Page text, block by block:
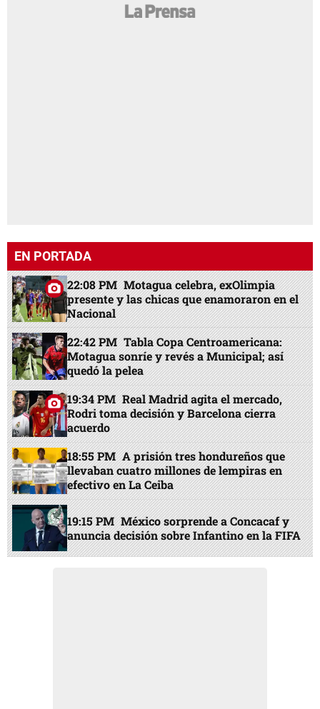
EN PORTADA
22:08 PM Motagua celebra, exOlimpia
presente y las chicas que enamoraron en el
Nacional
22:42 PM Tabla Copa Centroamericana:
Motagua sonríe y revés a Municipal; así
quedó la pelea
19:34 PM Real Madrid agita el mercado,
Rodri toma decisión y Barcelona cierra
acuerdo
18:55 PM A prisión tres hondureños que
llevaban cuatro millones de lempiras en
efectivo en La Ceiba
19:15 PM México sorprende a Concacaf y
anuncia decisión sobre Infantino en la FIFA